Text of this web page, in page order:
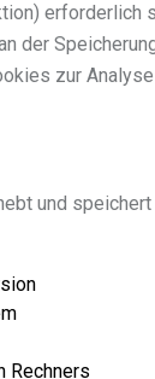
der
zur
und
Rechners